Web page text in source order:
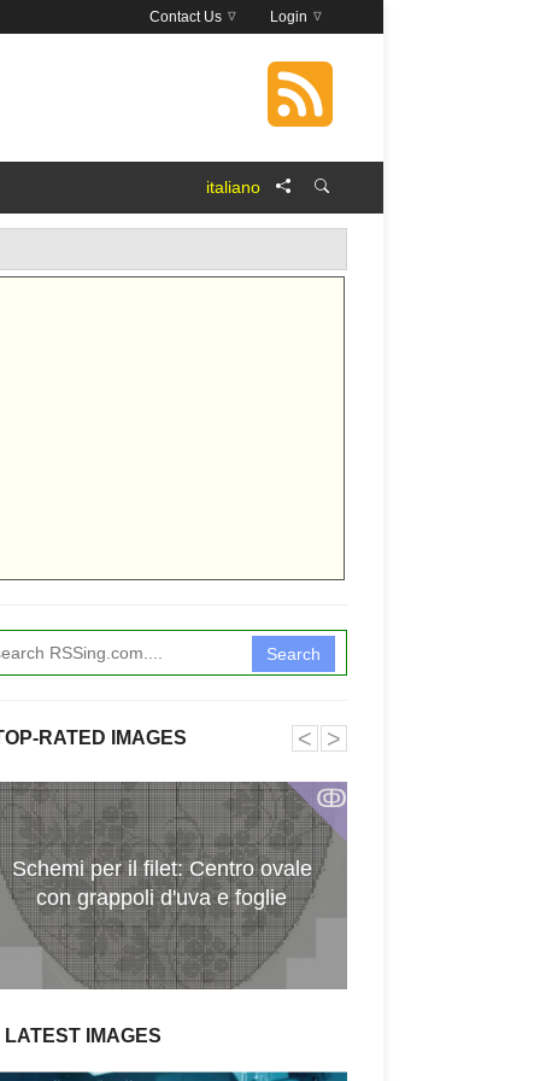
Login
Contact Us
italiano
Search
RATED IMAGES
ↂ
Schemi per il filet: Centro ovale
con grappoli d'uva e foglie
˂ ˃
LATEST IMAGES